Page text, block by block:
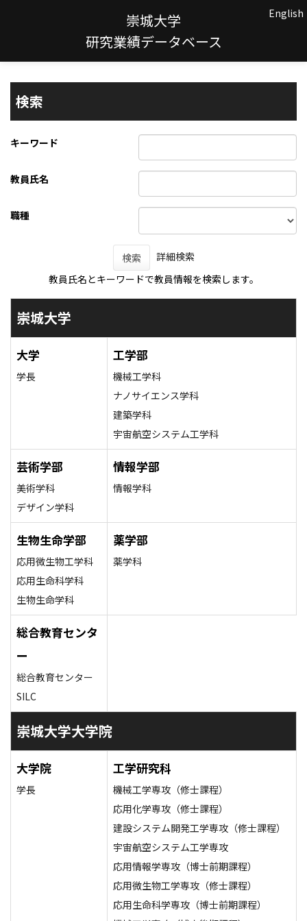
崇城大学
研究業績データベース
English
検索
キーワード
教員氏名
職種
検索
詳細検索
教員氏名とキーワードで教員情報を検索します。
崇城大学
大学
学長
工学部
機械工学科
ナノサイエンス学科
建築学科
宇宙航空システム工学科
芸術学部
美術学科
デザイン学科
情報学部
情報学科
生物生命学部
応用微生物工学科
応用生命科学科
生物生命学科
薬学部
薬学科
総合教育センタ
ー
総合教育センター
SILC
崇城大学大学院
大学院
学長
工学研究科
機械工学専攻（修士課程）
応用化学専攻（修士課程）
建設システム開発工学専攻（修士課程）
宇宙航空システム工学専攻
応用情報学専攻（博士前期課程）
応用微生物工学専攻（修士課程）
応用生命科学専攻（博士前期課程）